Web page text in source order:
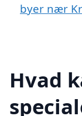
byer nær
Hvad